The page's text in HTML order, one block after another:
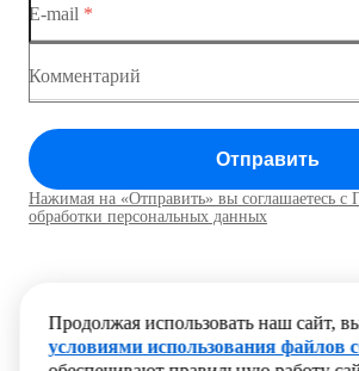
E-mail *
Комментарий
Отправить
Нажимая на «Отправить» вы соглашаетесь с
обработки персональных данных
Продолжая использовать наш сайт,
условиями использования файлов